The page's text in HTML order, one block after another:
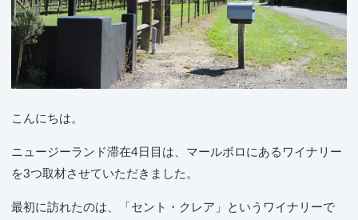
こんにちは。
ニュージーランド滞在4日目は、マールボロにあるワイナリー
を3つ取材させていただきました。
最初に訪れたのは、「セント・クレア」というワイナリーで